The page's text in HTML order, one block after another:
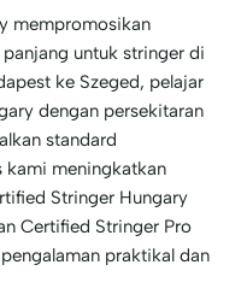
mempromosikan
untuk stringer di
ke Szeged, pelajar
dengan persekitaran
standard
kami meningkatkan
Stringer Hungary
Certified Stringer Pro
praktikal dan